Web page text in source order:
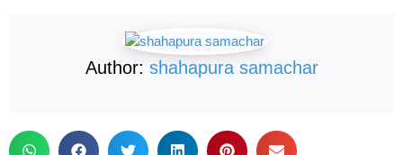
Author: shahapura samachar